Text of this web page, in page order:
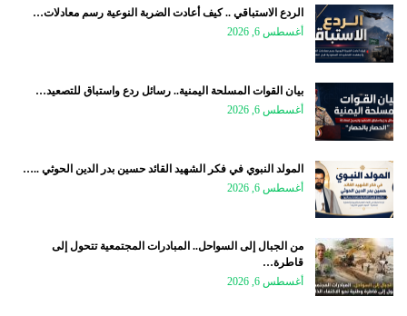
الردع الاستباقي .. كيف أعادت الضربة النوعية رسم معادلات…
أغسطس 6, 2026
بيان القوات المسلحة اليمنية.. رسائل ردع واستباق للتصعيد…
أغسطس 6, 2026
المولد النبوي في فكر الشهيد القائد حسين بدر الدين الحوثي ..…
أغسطس 6, 2026
من الجبال إلى السواحل.. المبادرات المجتمعية تتحول إلى
قاطرة…
أغسطس 6, 2026